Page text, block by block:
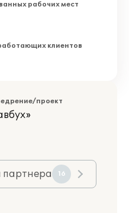
рабочих мест
клиентов
проект
партнера 16